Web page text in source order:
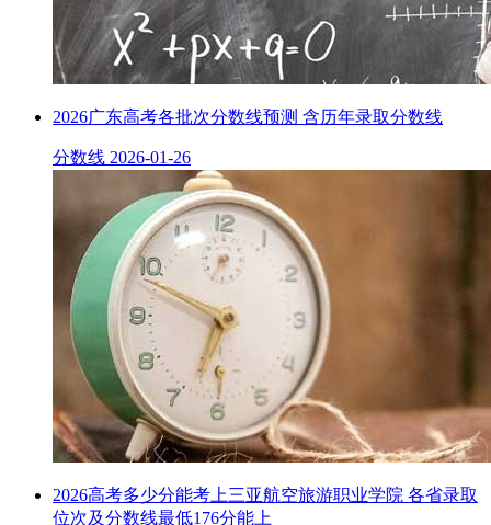
2026广东高考各批次分数线预测 含历年录取分数线
分数线 2026-01-26
2026高考多少分能考上三亚航空旅游职业学院 各省录取
位次及分数线最低176分能上